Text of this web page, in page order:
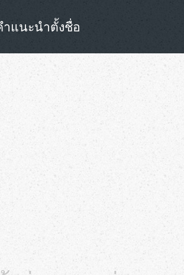
ำแนะนำตั้งชื่อ